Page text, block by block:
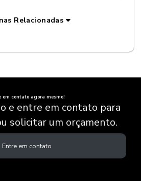
Relacionadas
em contato agora mesmo!
e entre em contato para
solicitar um orçamento.
Entre em contato